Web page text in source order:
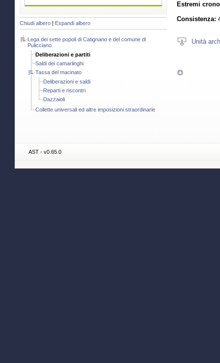
Chiudi albero Espandi albero
Lega dei sette popoli di Catignano e del comune di
Pulicciano
Deliberazioni e partiti
Saldi dei camarlinghi
Tassa del macinato
Deliberazioni e saldi
Reparti e riscontri
Dazzaioli
Collette universali ed altre imposizioni straordinarie
Estremi
Consistenza:
Unità
AST - v0.65.0